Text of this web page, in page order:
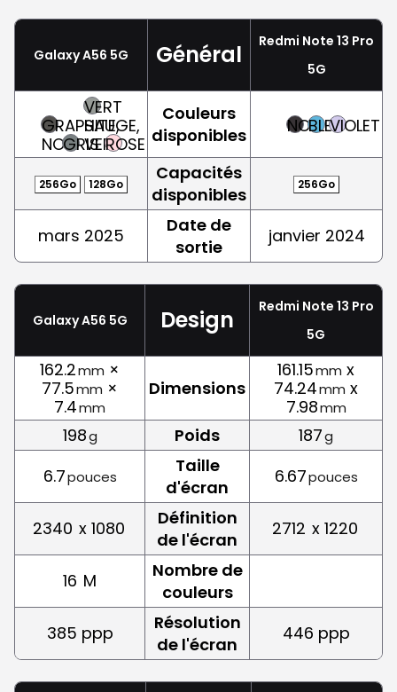
Galaxy A56 5G Général
Redmi Note 13 Pro
5G
GRAPHITE,
NOIRGRIS
VERT
SAUGE,
VERTROSE
Couleurs
disponibles
NOIRBLEUVIOLET
256Go 128Go
Capacités
disponibles
256Go
mars 2025
Date de
sortie
janvier 2024
Galaxy A56 5G Design
Redmi Note 13 Pro
5G
162.2mm ×
77.5mm ×
7.4mm
Dimensions
161.15mm x
74.24mm x
7.98mm
198g Poids 187g
6.7pouces
Taille
d'écran
6.67pouces
2340 x 1080
Définition
de l'écran
2712 x 1220
16 M
Nombre de
couleurs
385 ppp
Résolution
de l'écran
446 ppp